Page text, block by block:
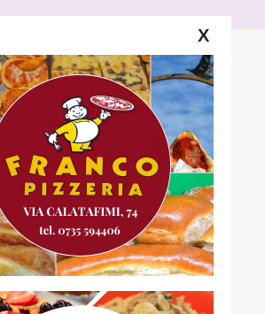
Segui la GRB
Facebook
Instagram
Twitter
Youtube
X